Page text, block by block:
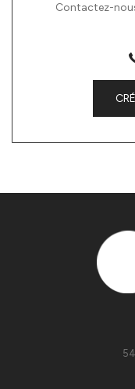
Contactez-